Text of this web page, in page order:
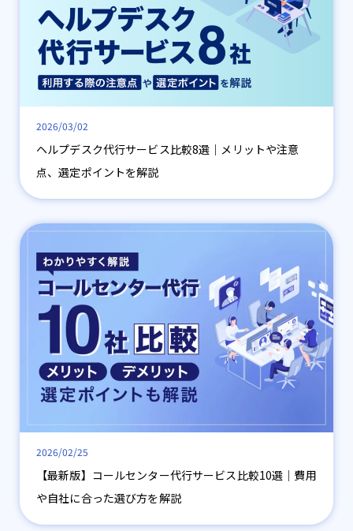
2026/03/02
ヘルプデスク代行サービス比較8選｜メリットや注意
点、選定ポイントを解説
2026/02/25
【最新版】コールセンター代行サービス比較10選｜費用
や自社に合った選び方を解説